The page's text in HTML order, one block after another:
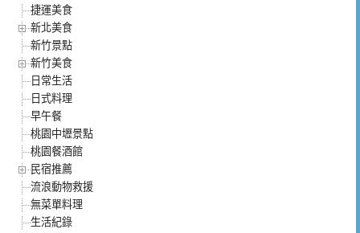
捷運美食
新北美食
新竹景點
新竹美食
日常生活
日式料理
早午餐
桃園中壢景點
桃園餐酒館
民宿推薦
流浪動物救援
無菜單料理
生活紀錄